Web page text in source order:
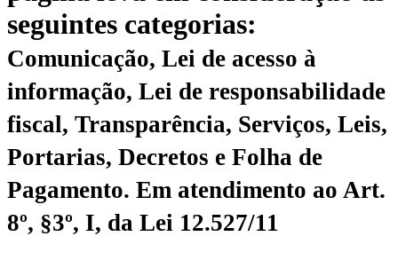
seguintes categorias:
Comunicação, Lei de acesso à
informação, Lei de responsabilidade
fiscal, Transparência, Serviços, Leis,
Portarias, Decretos e Folha de
Pagamento. Em atendimento ao Art.
8º, §3º, I, da Lei 12.527/11